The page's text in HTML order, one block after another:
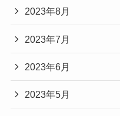
2023年8月
2023年7月
2023年6月
2023年5月